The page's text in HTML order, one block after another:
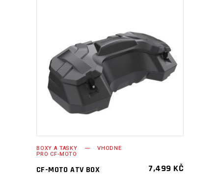
PŘIDAT DO KOŠÍKU
BOXY A TAŠKY VHODNÉ
PRO CF-MOTO
CF-MOTO ATV BOX
7,499 KČ